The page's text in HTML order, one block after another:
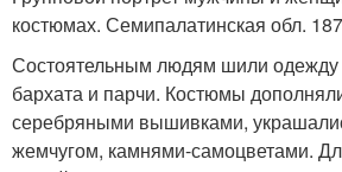
костюмах. Семипалатинская обл.
Состоятельным людям шили одежду
бархата и парчи. Костюмы
серебряными вышивками,
жемчугом, камнями-самоцветами.